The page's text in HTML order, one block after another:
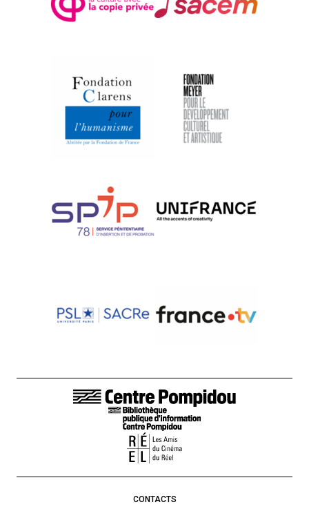
LIENS DE BAS DE PAGE
CONTACTS